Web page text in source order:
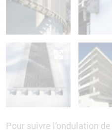
Pour suivre l'ondulation